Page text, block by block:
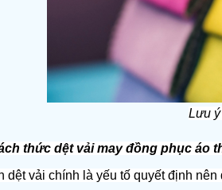
Lưu
thức dệt vải may đồng phục áo
dệt vải chính là yếu tố quyết định